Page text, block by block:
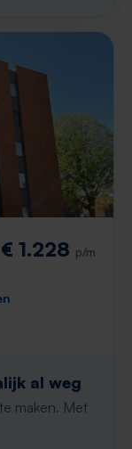
€ 1.228 p/m
al weg
maken. Met